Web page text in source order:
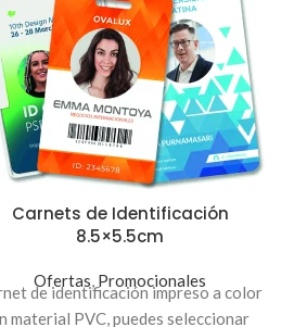
Carnets de Identificación
8.5×5.5cm
Ofertas, Promocionales
de identificación impreso a color
material PVC, puedes seleccionar